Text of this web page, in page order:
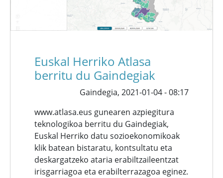
Euskal Herriko Atlasa
berritu du Gaindegiak
Gaindegia, 2021-01-04 - 08:17
www.atlasa.eus gunearen azpiegitura
teknologikoa berritu du Gaindegiak,
Euskal Herriko datu sozioekonomikoak
klik batean bistaratu, kontsultatu eta
deskargatzeko ataria erabiltzaileentzat
irisgarriagoa eta erabilterrazagoa eginez.